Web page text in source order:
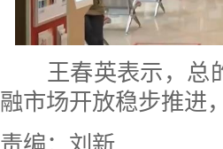
王春英表示，总的
融市场开放稳步推进